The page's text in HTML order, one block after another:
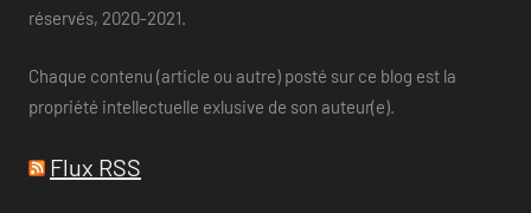
réservés, 2020-2021.
Chaque contenu (article ou autre) posté sur ce blog est la
propriété intellectuelle exlusive de son auteur(e).
Flux RSS